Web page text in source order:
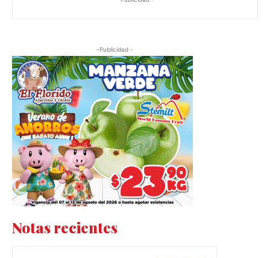
-Publicidad -
Notas recientes